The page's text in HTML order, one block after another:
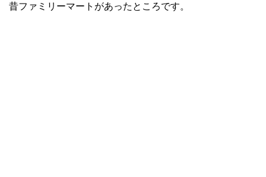
昔ファミリーマートがあったところです。